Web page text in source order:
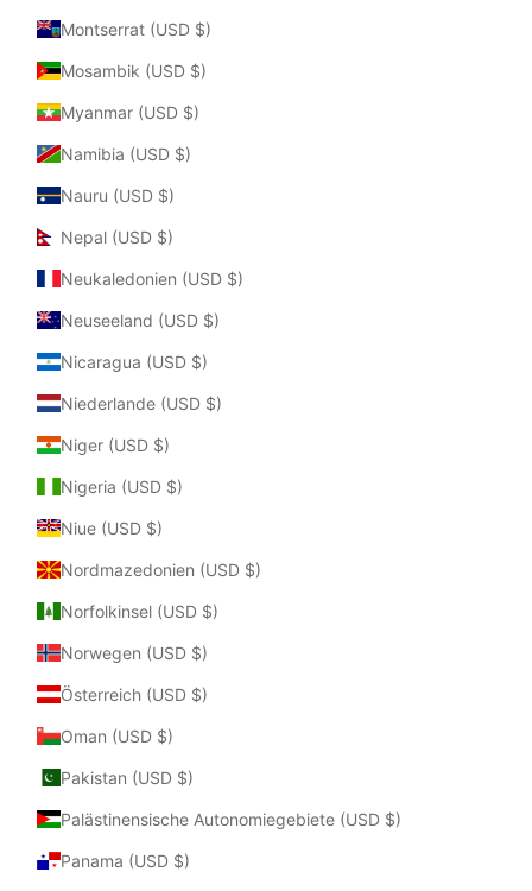
Montserrat (USD $)
Mosambik (USD $)
Myanmar (USD $)
Namibia (USD $)
Nauru (USD $)
Nepal (USD $)
Neukaledonien (USD $)
Neuseeland (USD $)
Nicaragua (USD $)
Niederlande (USD $)
Niger (USD $)
Nigeria (USD $)
Niue (USD $)
Nordmazedonien (USD $)
Norfolkinsel (USD $)
Norwegen (USD $)
Österreich (USD $)
Oman (USD $)
Pakistan (USD $)
Palästinensische Autonomiegebiete (USD $)
Panama (USD $)